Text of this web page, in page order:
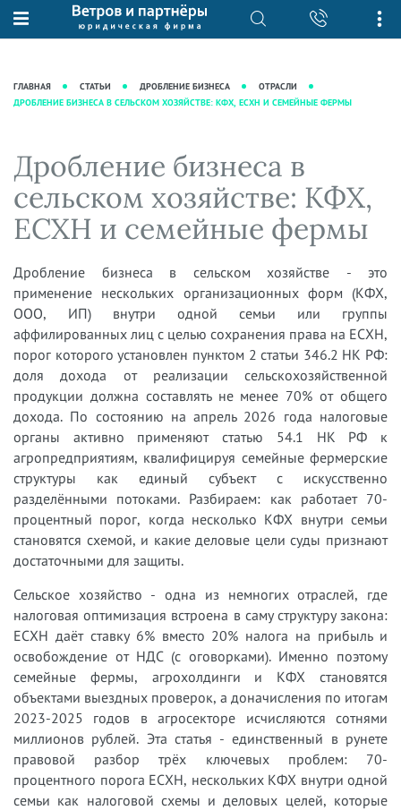
О нас
Рекомендации
Преимущества юридической
фирмы
Кейсы
Вакансии
Юридические услуги
Интеллектуальная собственность
Налоговая практика
Сопровождение бизнеса
Ведение уголовных дел
Ведение дел о банкротстве
База знаний
практики"
Новости
Аудиоподкасты
Видеоподкасты
Справочная
Вопросы-ответы
Вебинары и семинары
Прямые эфиры
ГЛАВНАЯ СТАТЬИ ДРОБЛЕНИЕ БИЗНЕСА
ОТРАСЛИ
ДРОБЛЕНИЕ БИЗНЕСА В СЕЛЬСКОМ ХОЗЯЙСТВЕ: КФХ, ЕСХН И СЕМЕЙНЫЕ ФЕРМЫ
Дробление бизнеса в
сельском хозяйстве: КФХ,
ЕСХН и семейные фермы
Дробление бизнеса в сельском хозяйстве - это
применение нескольких организационных форм (КФХ,
ООО, ИП) внутри одной семьи или группы
аффилированных лиц с целью сохранения права на ЕСХН,
порог которого установлен пунктом 2 статьи 346.2 НК РФ:
доля дохода от реализации сельскохозяйственной
продукции должна составлять не менее 70% от общего
дохода. По состоянию на апрель 2026 года налоговые
органы активно применяют статью 54.1 НК РФ к
агропредприятиям, квалифицируя семейные фермерские
структуры как единый субъект с искусственно
разделёнными потоками. Разбираем: как работает 70-
процентный порог, когда несколько КФХ внутри семьи
становятся схемой, и какие деловые цели суды признают
достаточными для защиты.
Сельское хозяйство - одна из немногих отраслей, где
налоговая оптимизация встроена в саму структуру закона:
ЕСХН даёт ставку 6% вместо 20% налога на прибыль и
освобождение от НДС (с оговорками). Именно поэтому
семейные фермы, агрохолдинги и КФХ становятся
объектами выездных проверок, а доначисления по итогам
2023-2025 годов в агросекторе исчисляются сотнями
миллионов рублей. Эта статья - единственный в рунете
правовой разбор трёх ключевых проблем: 70-
процентного порога ЕСХН, нескольких КФХ внутри одной
семьи как налоговой схемы и деловых целей, которые